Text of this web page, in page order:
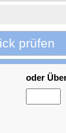
prüfen
oder